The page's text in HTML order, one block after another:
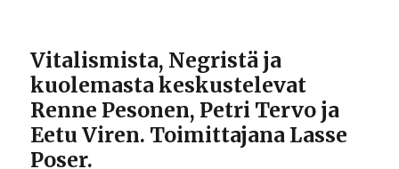
Vitalismista, Negristä ja
kuolemasta keskustelevat
Renne Pesonen, Petri Tervo ja
Eetu Viren. Toimittajana Lasse
Poser.